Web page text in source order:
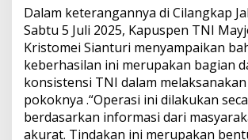
Dalam keterangannya di Cilangkap
Sabtu 5 Juli 2025, Kapuspen TNI
Kristomei Sianturi menyampaikan
keberhasilan ini merupakan bagian
konsistensi TNI dalam
pokoknya .“Operasi ini dilakukan
berdasarkan informasi dari
akurat. Tindakan ini merupakan